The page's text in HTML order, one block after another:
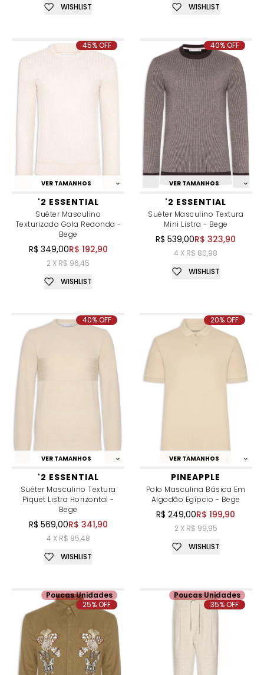
WISHLIST WISHLIST
VER TAMANHOS
'2 ESSENTIAL
Suéter Masculino
Texturizado Gola Redonda -
Bege
R$ 349,00R$ 192,90
2 X R$ 96,45
45% OFF
WISHLIST
VER TAMANHOS
'2 ESSENTIAL
Suéter Masculino Textura
Mini Listra - Bege
R$ 539,00R$ 323,90
4 X R$ 80,98
40% OFF
WISHLIST
VER TAMANHOS
'2 ESSENTIAL
Suéter Masculino Textura
Piquet Listra Horizontal -
Bege
R$ 569,00R$ 341,90
4 X R$ 85,48
40% OFF
WISHLIST
VER TAMANHOS
PINEAPPLE
Polo Masculina Básica Em
Algodão Egípcio - Bege
R$ 249,00R$ 199,90
2 X R$ 99,95
20% OFF
WISHLIST
Poucas Unidades
25% OFF
Poucas Unidades
35% OFF